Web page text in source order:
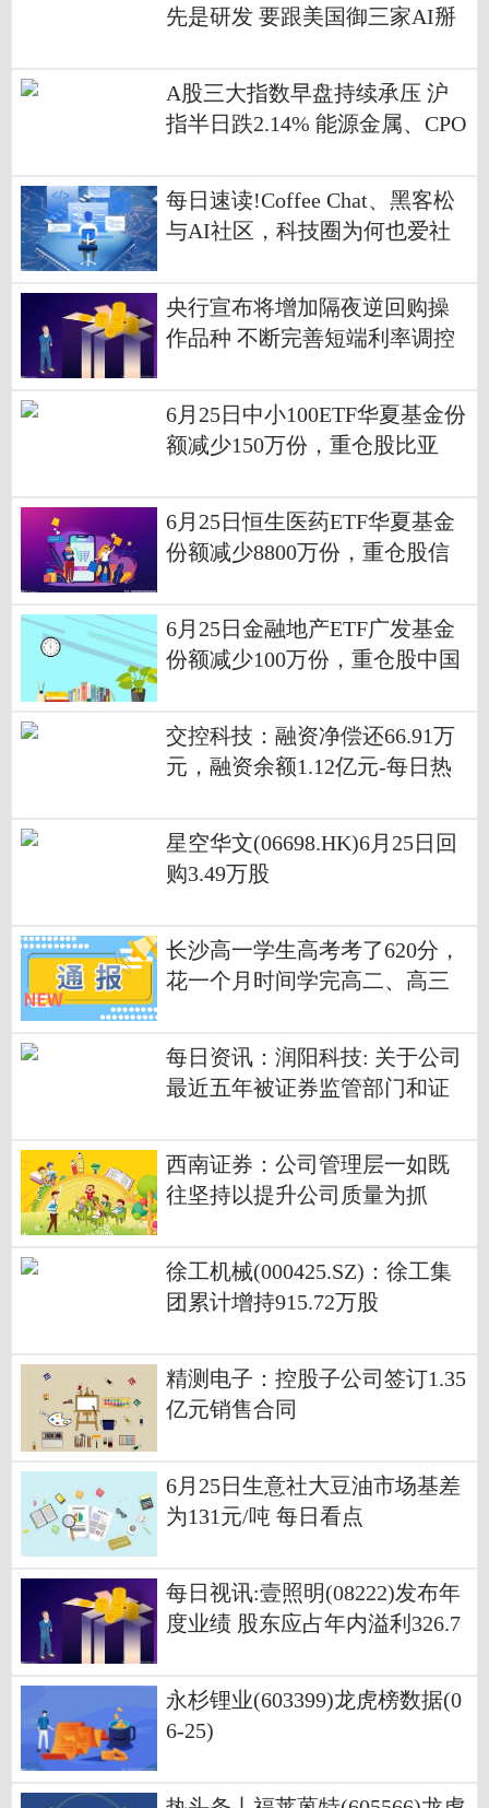
先是研发 要跟美国御三家AI掰
A股三大指数早盘持续承压 沪
指半日跌2.14% 能源金属、CPO
每日速读!Coffee Chat、黑客松
与AI社区，科技圈为何也爱社
央行宣布将增加隔夜逆回购操
作品种 不断完善短端利率调控
6月25日中小100ETF华夏基金份
额减少150万份，重仓股比亚
6月25日恒生医药ETF华夏基金
份额减少8800万份，重仓股信
6月25日金融地产ETF广发基金
份额减少100万份，重仓股中国
交控科技：融资净偿还66.91万
元，融资余额1.12亿元-每日热
星空华文(06698.HK)6月25日回
购3.49万股
长沙高一学生高考考了620分，
花一个月时间学完高二、高三
时的模拟题简单，此前在模考
中基本没上过600分
每日资讯：润阳科技: 关于公司
最近五年被证券监管部门和证
情况的公告
西南证券：公司管理层一如既
往坚持以提升公司质量为抓
作
徐工机械(000425.SZ)：徐工集
团累计增持915.72万股
精测电子：控股子公司签订1.35
亿元销售合同
6月25日生意社大豆油市场基差
为131元/吨 每日看点
每日视讯:壹照明(08222)发布年
度业绩 股东应占年内溢利326.7
永杉锂业(603399)龙虎榜数据(0
6-25)